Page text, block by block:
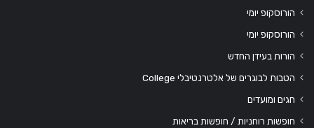
הורוסקופ יומי
הורוסקופ יומי
הורות בעידן החדש
הטבות לבוגרים של אלטרנטיבלי College
חגים ומועדים
חופשות רוחניות / חופשות בריאות